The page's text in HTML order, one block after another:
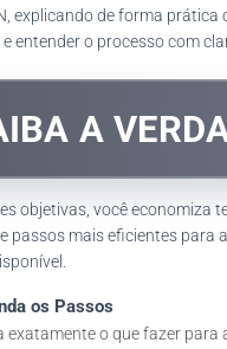
explicando de forma prática
entender o processo com
A
objetivas, você economiza
passos mais eficientes para
os Passos
exatamente o que fazer para